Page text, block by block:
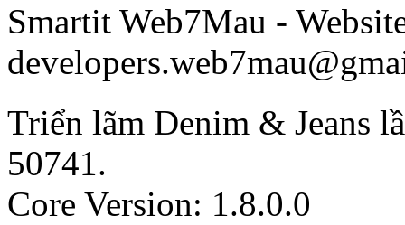
Smartit Web7Mau -
Triển lãm Denim & Jeans
50741.
Core Version: 1.8.0.0